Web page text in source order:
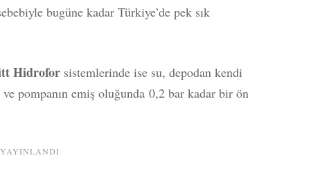
bugüne kadar Türkiye’de pek sık
Hidroforsistemlerinde ise su, depodan kendi
ve pompanın emiş oluğunda 0,2 bar kadar bir ön